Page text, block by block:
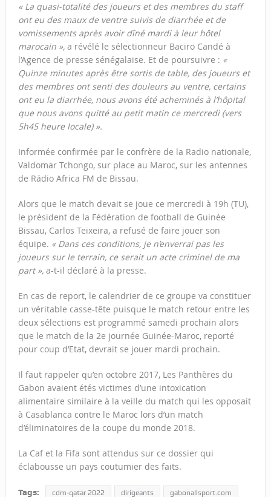
« La quasi-totalité des joueurs et des membres du staff
ont eu des maux de ventre suivis de diarrhée et de
vomissements après avoir dîné mardi à leur hôtel
marocain », a révélé le sélectionneur Baciro Candé à
l’Agence de presse sénégalaise. Et de poursuivre : «
Quinze minutes après être sortis de table, des joueurs et
des membres ont senti des douleurs au ventre, certains
ont eu la diarrhée, nous avons été acheminés à l’hôpital
que nous avons quitté au petit matin ce mercredi (vers
5h45 heure locale) ».
Informée confirmée par le confrère de la Radio nationale,
Valdomar Tchongo, sur place au Maroc, sur les antennes
de Rádio Africa FM de Bissau.
Alors que le match devait se joue ce mercredi à 19h (TU),
le président de la Fédération de football de Guinée
Bissau, Carlos Teixeira, a refusé de faire jouer son
équipe. « Dans ces conditions, je n’enverrai pas les
joueurs sur le terrain, ce serait un acte criminel de ma
part », a-t-il déclaré à la presse.
En cas de report, le calendrier de ce groupe va constituer
un véritable casse-tête puisque le match retour entre les
deux sélections est programmé samedi prochain alors
que le match de la 2e journée Guinée-Maroc, reporté
pour coup d’Etat, devrait se jouer mardi prochain.
Il faut rappeler qu’en octobre 2017, Les Panthères du
Gabon avaient étés victimes d’une intoxication
alimentaire similaire à la veille du match qui les opposait
à Casablanca contre le Maroc lors d’un match
d’éliminatoires de la coupe du monde 2018.
La Caf et la Fifa sont attendus sur ce dossier qui
éclabousse un pays coutumier des faits.
Tags: cdm-qatar 2022 dirigeants gabonallsport.com